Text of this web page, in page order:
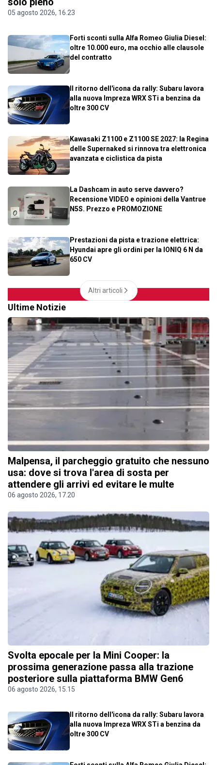
05 agosto 2026, 16.23
Forti sconti sulla Alfa Romeo Giulia Diesel:
oltre 10.000 euro, ma occhio alle clausole
del contratto
Il ritorno dell'icona da rally: Subaru lavora
alla nuova Impreza WRX STi a benzina da
oltre 300 CV
Kawasaki Z1100 e Z1100 SE 2027: la Regina
delle Supernaked si rinnova tra elettronica
avanzata e ciclistica da pista
La Dashcam in auto serve davvero?
Recensione VIDEO e opinioni della Vantrue
N5S. Prezzo e PROMOZIONE
Prestazioni da pista e trazione elettrica:
Hyundai apre gli ordini per la IONIQ 6 N da
650 CV
Altri articoli
Ultime Notizie
Malpensa, il parcheggio gratuito che nessuno
usa: dove si trova l'area di sosta per
attendere gli arrivi ed evitare le multe
06 agosto 2026, 17.20
Svolta epocale per la Mini Cooper: la
prossima generazione passa alla trazione
posteriore sulla piattaforma BMW Gen6
06 agosto 2026, 15.15
Il ritorno dell'icona da rally: Subaru lavora
alla nuova Impreza WRX STi a benzina da
oltre 300 CV